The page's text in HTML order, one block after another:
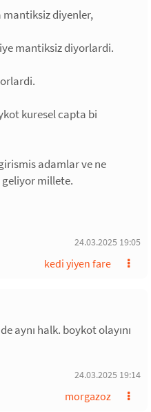
diyenler,
mantiksiz diyorlardi.
kuresel capta bi
adamlar ve ne
millete.
24.03.2025 19:05
kedi yiyen fare
aynı halk. boykot olayını
24.03.2025 19:14
morgazoz